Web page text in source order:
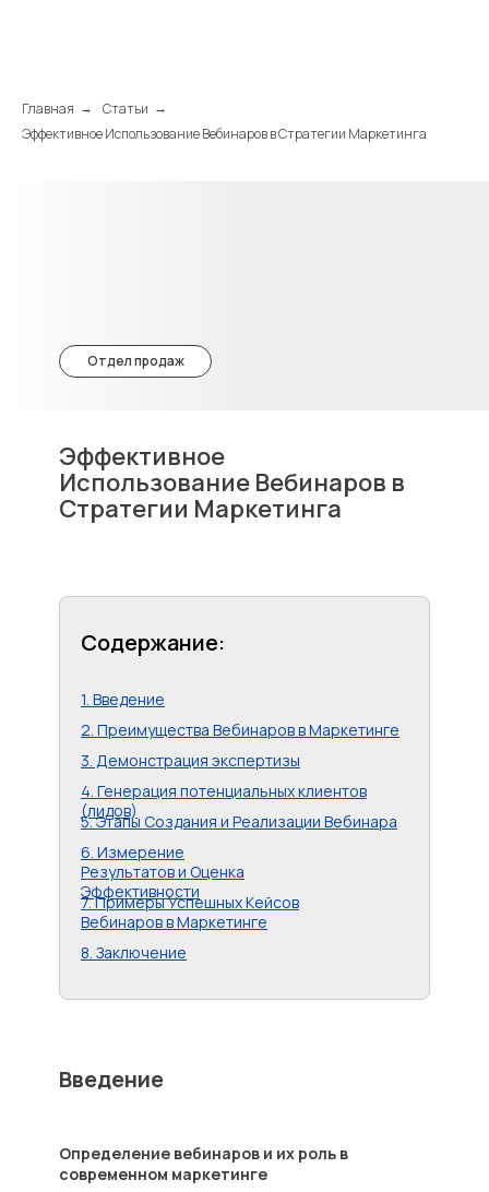
Главная → Статьи →
Эффективное Использование Вебинаров в Стратегии Маркетинга
Отдел продаж
Эффективное
Использование Вебинаров в
Стратегии Маркетинга
Содержание:
1. Введение
2. Преимущества Вебинаров в Маркетинге
3. Демонстрация экспертизы
4. Генерация потенциальных клиентов
(лидов)
5. Этапы Создания и Реализации Вебинара
6. Измерение
Результатов и Оценка
Эффективности
7. Примеры Успешных Кейсов
Вебинаров в Маркетинге
8. Заключение
Введение
Определение вебинаров и их роль в
современном маркетинге